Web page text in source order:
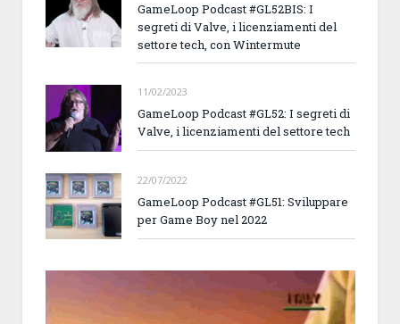
GameLoop Podcast #GL52BIS: I
segreti di Valve, i licenziamenti del
settore tech, con Wintermute
11/02/2023
GameLoop Podcast #GL52: I segreti di
Valve, i licenziamenti del settore tech
22/07/2022
GameLoop Podcast #GL51: Sviluppare
per Game Boy nel 2022